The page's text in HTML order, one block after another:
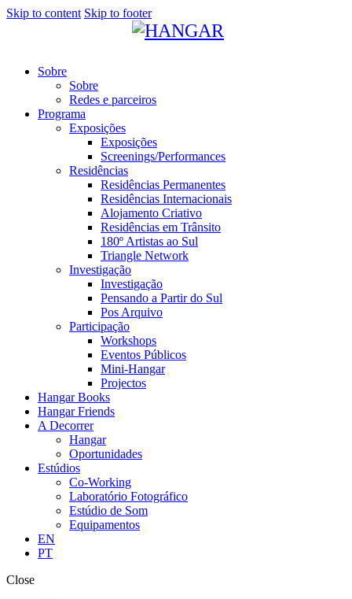
Skip to content Skip to footer
Sobre
Sobre
Redes e parceiros
Programa
Exposições
Exposições
Screenings/Performances
Residências
Residências Permanentes
Residências Internacionais
Alojamento Criativo
Residências em Trânsito
180º Artistas ao Sul
Triangle Network
Investigação
Investigação
Pensando a Partir do Sul
Pos Arquivo
Participação
Workshops
Eventos Públicos
Mini-Hangar
Projectos
Hangar Books
Hangar Friends
A Decorrer
Hangar
Oportunidades
Estúdios
Co-Working
Laboratório Fotográfico
Estúdio de Som
Equipamentos
EN
PT
Close